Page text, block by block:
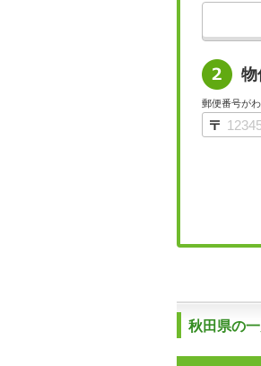
物
郵便番号が
秋田県の